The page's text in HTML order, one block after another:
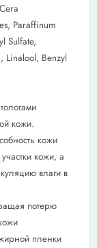
Paraffinum
Sulfate,
Linalool, Benzyl
кожи.
кожи
кожи, а
влаги в
потерю
пленки